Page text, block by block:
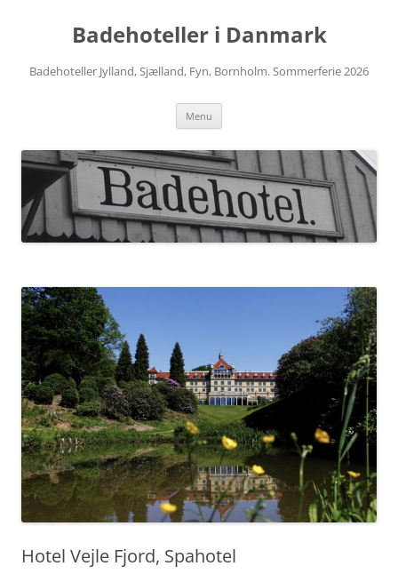
Badehoteller i Danmark
Badehoteller Jylland, Sjælland, Fyn, Bornholm. Sommerferie 2026
Menu
Hotel Vejle Fjord, Spahotel